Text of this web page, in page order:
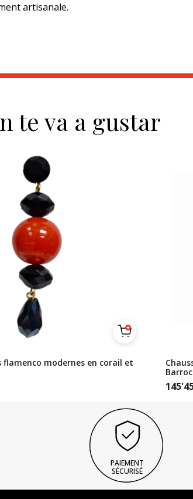
artisanale.
te va a gustar
flamenco modernes en corail et
PAIEMENT
SÉCURISÉ